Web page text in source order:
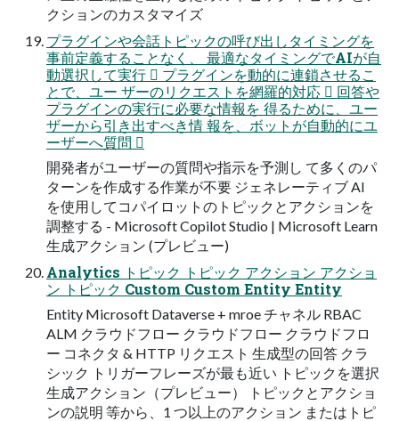
クションのカスタマイズ
プラグインや会話トピックの呼び出しタイミングを
事前定義することなく、 最適なタイミングでAIが自
動選択して実行  プラグインを動的に連鎖させるこ
とで、ユー ザーのリクエストを網羅的対応  回答や
プラグインの実行に必要な情報を 得るために、ユー
ザーから引き出すべき情 報を、ボットが自動的にユ
ーザーへ質問 
開発者がユーザーの質問や指示を予測し て多くのパ
ターンを作成する作業が不要 ジェネレーティブ AI
を使用してコパイロットのトピックとアクションを
調整する - Microsoft Copilot Studio | Microsoft Learn
生成アクション (プレビュー)
Analytics トピック トピック アクション アクショ
ン トピック Custom Custom Entity Entity
Entity Microsoft Dataverse + mroe チャネル RBAC
ALM クラウドフロー クラウドフロー クラウドフロ
ー コネクタ & HTTP リクエスト 生成型の回答 クラ
シック トリガーフレーズが最も近い トピックを選択
生成アクション（プレビュー） トピックとアクショ
ンの説明 等から、1 つ以上のアクション またはトピ